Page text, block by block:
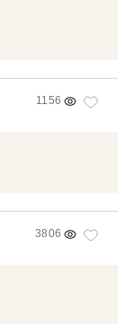
1156
3806